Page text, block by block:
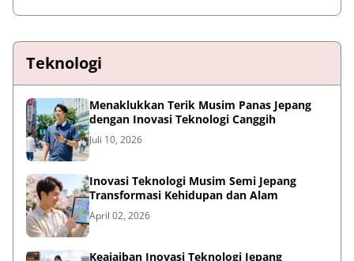
Teknologi
Menaklukkan Terik Musim Panas Jepang
dengan Inovasi Teknologi Canggih
Juli 10, 2026
Inovasi Teknologi Musim Semi Jepang
Transformasi Kehidupan dan Alam
April 02, 2026
Keajaiban Inovasi Teknologi Jepang